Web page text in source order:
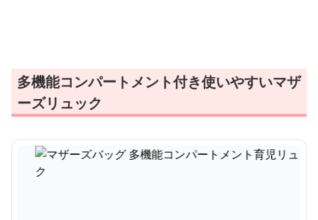
多機能コンパートメント付き使いやすいマザ
ーズリュック